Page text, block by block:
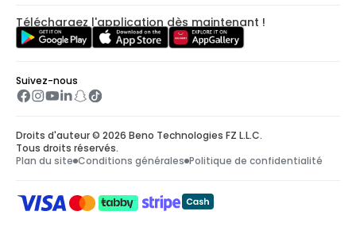
Téléchargez l'application dès maintenant !
Suivez-nous
Droits d'auteur © 2026 Beno Technologies FZ L.L.C.
Tous droits réservés.
Plan du site Conditions générales Politique de confidentialité